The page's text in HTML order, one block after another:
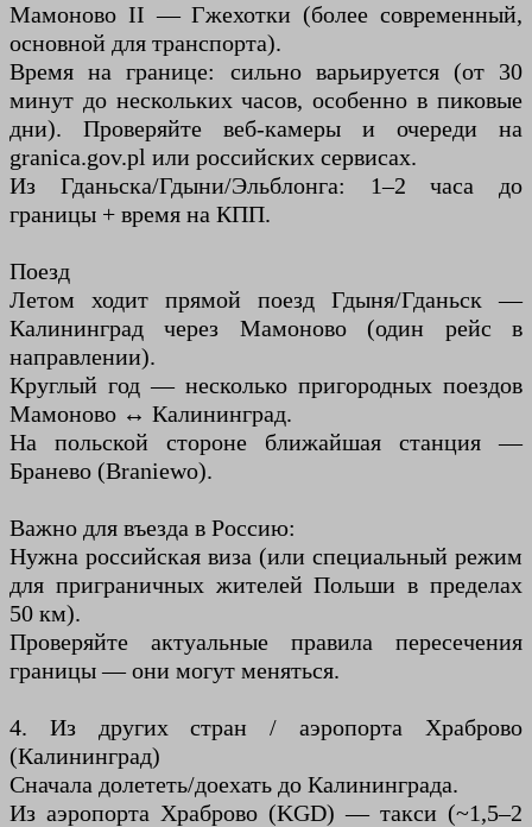
Мамоново II — Гжехотки (более современный,
основной для транспорта).
Время на границе: сильно варьируется (от 30
минут до нескольких часов, особенно в пиковые
дни). Проверяйте веб-камеры и очереди на
granica.gov.pl или российских сервисах.
Из Гданьска/Гдыни/Эльблонга: 1–2 часа до
границы + время на КПП.
Поезд
Летом ходит прямой поезд Гдыня/Гданьск —
Калининград через Мамоново (один рейс в
направлении).
Круглый год — несколько пригородных поездов
Мамоново ↔ Калининград.
На польской стороне ближайшая станция —
Бранево (Braniewo).
Важно для въезда в Россию:
Нужна российская виза (или специальный режим
для приграничных жителей Польши в пределах
50 км).
Проверяйте актуальные правила пересечения
границы — они могут меняться.
4. Из других стран / аэропорта Храброво
(Калининград)
Сначала долететь/доехать до Калининграда.
Из аэропорта Храброво (KGD) — такси (~1,5–2